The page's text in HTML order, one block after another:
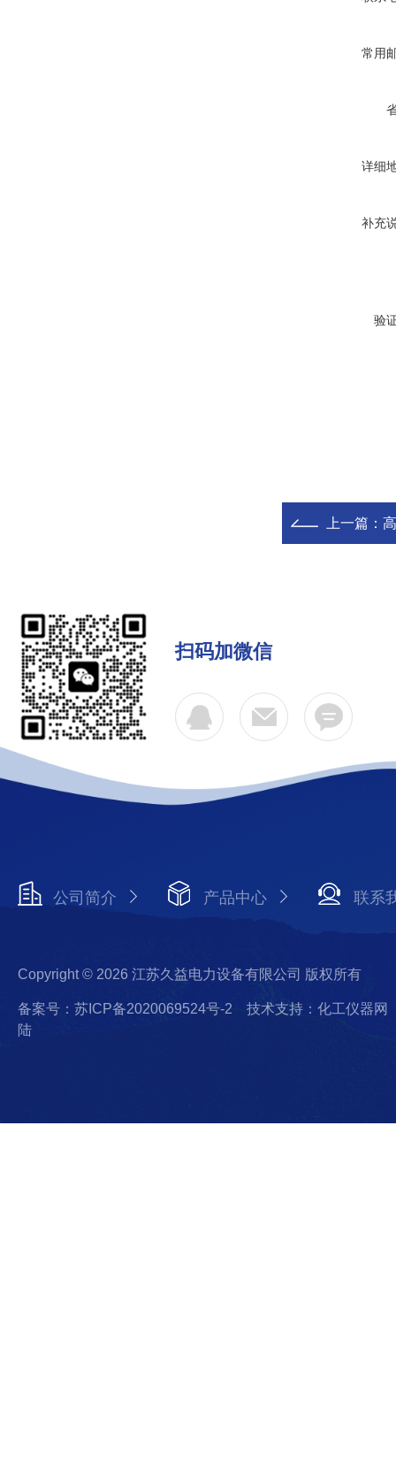
常用
详细
补充
验
上一篇：
扫码加微信
公司简介 产品中心 联系
Copyright © 2026 江苏久益电力设备有限公司 版权所有
备案号：苏ICP备2020069524号-2
技术支持：化工仪器网
陆